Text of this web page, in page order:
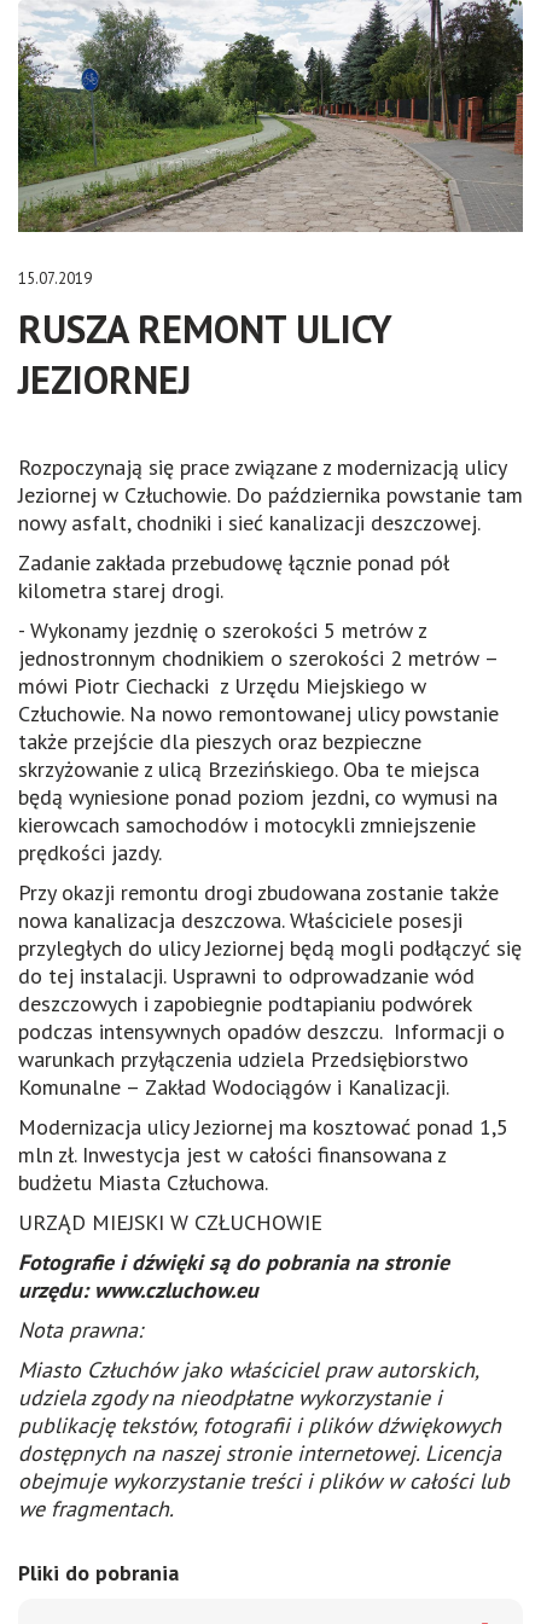
15.07.2019
RUSZA REMONT ULICY
JEZIORNEJ
Rozpoczynają się prace związane z modernizacją ulicy
Jeziornej w Człuchowie. Do października powstanie tam
nowy asfalt, chodniki i sieć kanalizacji deszczowej.
Zadanie zakłada przebudowę łącznie ponad pół
kilometra starej drogi.
- Wykonamy jezdnię o szerokości 5 metrów z
jednostronnym chodnikiem o szerokości 2 metrów –
mówi Piotr Ciechacki z Urzędu Miejskiego w
Człuchowie. Na nowo remontowanej ulicy powstanie
także przejście dla pieszych oraz bezpieczne
skrzyżowanie z ulicą Brzezińskiego. Oba te miejsca
będą wyniesione ponad poziom jezdni, co wymusi na
kierowcach samochodów i motocykli zmniejszenie
prędkości jazdy.
Przy okazji remontu drogi zbudowana zostanie także
nowa kanalizacja deszczowa. Właściciele posesji
przyległych do ulicy Jeziornej będą mogli podłączyć się
do tej instalacji. Usprawni to odprowadzanie wód
deszczowych i zapobiegnie podtapianiu podwórek
podczas intensywnych opadów deszczu. Informacji o
warunkach przyłączenia udziela Przedsiębiorstwo
Komunalne – Zakład Wodociągów i Kanalizacji.
Modernizacja ulicy Jeziornej ma kosztować ponad 1,5
mln zł. Inwestycja jest w całości finansowana z
budżetu Miasta Człuchowa.
URZĄD MIEJSKI W CZŁUCHOWIE
Fotografie i dźwięki są do pobrania na stronie
urzędu: www.czluchow.eu
Nota prawna:
Miasto Człuchów jako właściciel praw autorskich,
udziela zgody na nieodpłatne wykorzystanie i
publikację tekstów, fotografii i plików dźwiękowych
dostępnych na naszej stronie internetowej. Licencja
obejmuje wykorzystanie treści i plików w całości lub
we fragmentach.
Pliki do pobrania